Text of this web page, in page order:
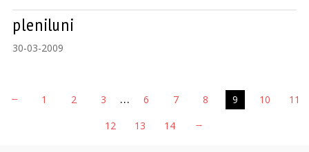
pleniluni
30-03-2009
← 1 2 3 … 6 7 8 9 10
11
12
13 14 →